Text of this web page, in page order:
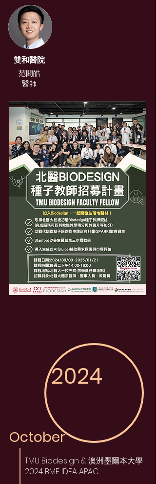
雙和醫院
范閎皓
醫師
2024
October
TMU Biodesign & 澳洲墨爾本大學
2024 BME IDEA APAC